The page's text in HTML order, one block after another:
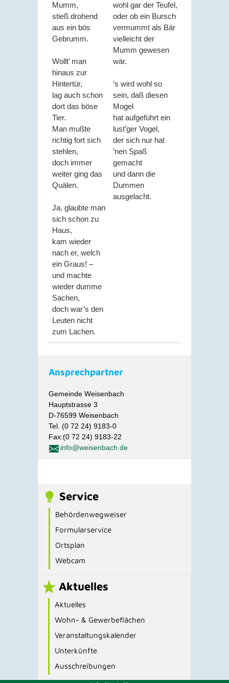
Mumm,
stieß drohend
aus ein bös
Gebrumm.
Wollt’ man
hinaus zur
Hintertür,
lag auch schon
dort das böse
Tier.
Man mußte
richtig fort sich
stehlen,
doch immer
weiter ging das
Quälen.
Ja, glaubte man
sich schon zu
Haus,
kam wieder
nach er, welch
ein Graus! –
und machte
wieder dumme
Sachen,
doch war’s den
Leuten nicht
zum Lachen.
wohl gar der Teufel,
oder ob ein Bursch
vermummt als Bär
vielleicht der
Mumm gewesen
wär.
’s wird wohl so
sein, daß diesen
Mogel
hat aufgeführt ein
lust’ger Vogel,
der sich nur hat
’nen Spaß
gemacht
und dann die
Dummen
ausgelacht.
Ansprechpartner
Gemeinde Weisenbach
Hauptstrasse 3
D-76599 Weisenbach
Tel. (0 72 24) 9183-0
Fax:(0 72 24) 9183-22
info@weisenbach.de
Service
Behördenwegweiser
Formularservice
Ortsplan
Webcam
Aktuelles
Aktuelles
Wohn- & Gewerbeflächen
Veranstaltungskalender
Unterkünfte
Ausschreibungen